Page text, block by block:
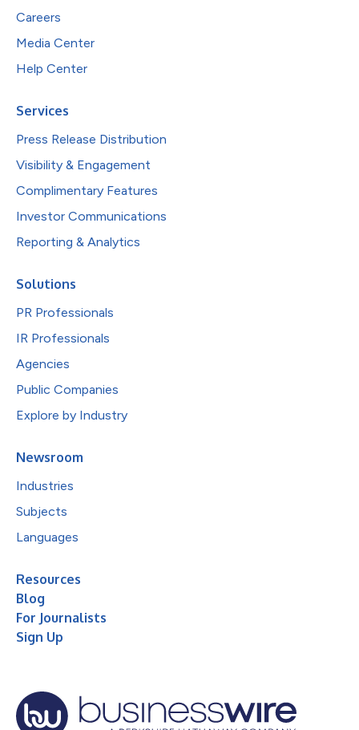
Careers
Media Center
Help Center
Services
Press Release Distribution
Visibility & Engagement
Complimentary Features
Investor Communications
Reporting & Analytics
Solutions
PR Professionals
IR Professionals
Agencies
Public Companies
Explore by Industry
Newsroom
Industries
Subjects
Languages
Resources
Blog
For Journalists
Sign Up